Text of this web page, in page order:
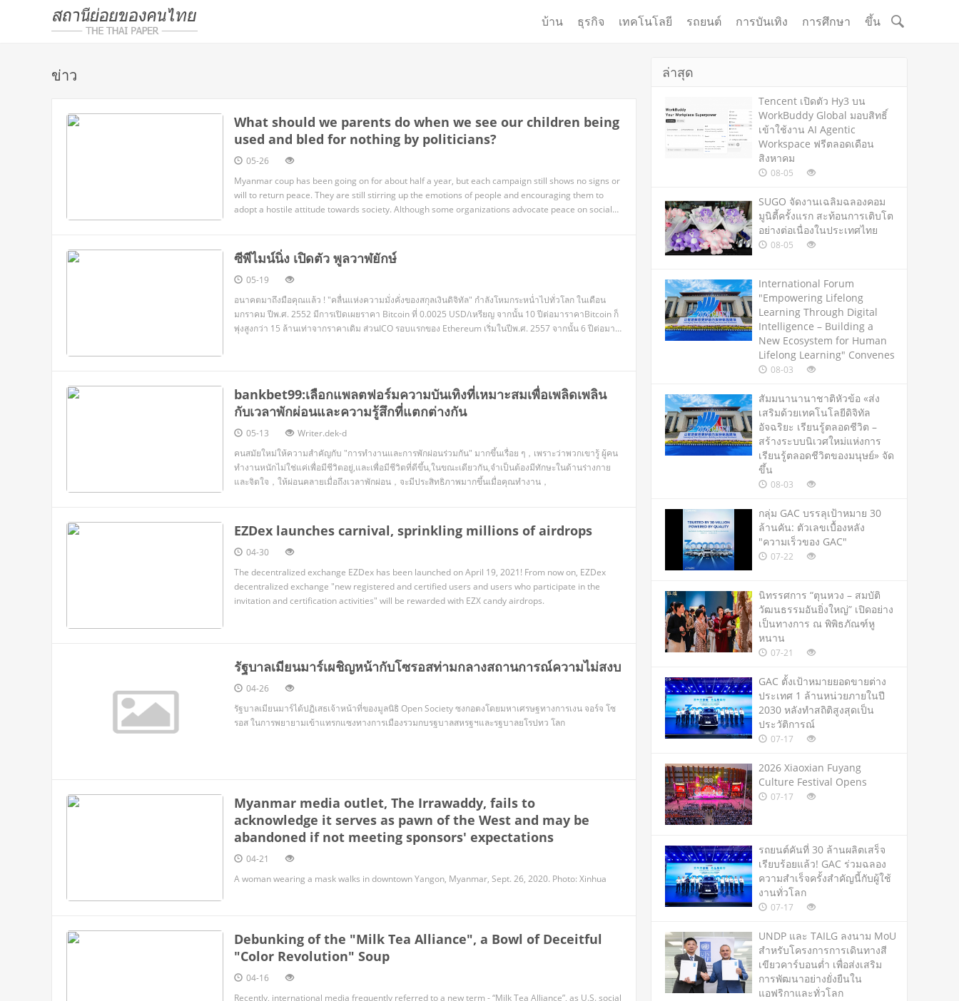
บ้าน ธุรกิจ เทคโนโลยี รถยนต์ การบันเทิง การศึกษา ขึ้น
ข่าว
What should we parents do when we see our children being
used and bled for nothing by politicians?
05-26
Myanmar coup has been going on for about half a year, but each campaign still shows no signs or
will to return peace. They are still stirring up the emotions of people and encouraging them to
adopt a hostile attitude towards society. Although some organizations advocate peace on social
ซีพีไมน์นิ่ง เปิดตัว พูลวาฬยักษ์
05-19
อนาคตมาถึงมือคุณแล้ว ! "คลื่นแห่งความมั่งคั่งของสกุลเงินดิจิทัล" กำลังโหมกระหน่ำไปทั่วโลก ในเดือน
มกราคม ปีพ.ศ. 2552 มีการเปิดเผยราคา Bitcoin ที่ 0.0025 USD/เหรียญ จากนั้น 10 ปีต่อมาราคาBitcoin ก็
พุ่งสูงกว่า 15 ล้านเท่าจากราคาเดิม ส่วนICO รอบแรกของ Ethereum เริ่มในปีพ.ศ. 2557 จากนั้น 6 ปีต่อมาก็
bankbet99:เลือกแพลตฟอร์มความบันเทิงที่เหมาะสมเพื่อเพลิดเพลิน
กับเวลาพักผ่อนและความรู้สึกที่แตกต่างกัน
05-13
Writer.dek-d
คนสมัยใหม่ให้ความสำคัญกับ "การทำงานและการพักผ่อนร่วมกัน" มากขึ้นเรื่อย ๆ，เพราะว่าพวกเขารู้ ผู้คน
ทำงานหนักไม่ใช่แค่เพื่อมีชีวิตอยู่,และเพื่อมีชีวิตที่ดีขึ้น,ในขณะเดียวกัน,จำเป็นต้องมีทักษะในด้านร่างกาย
และจิตใจ，ให้ผ่อนคลายเมื่อถึงเวลาพักผ่อน，จะมีประสิทธิภาพมากขึ้นเมื่อคุณทำงาน，
EZDex launches carnival, sprinkling millions of airdrops
04-30
The decentralized exchange EZDex has been launched on April 19, 2021! From now on, EZDex
decentralized exchange "new registered and certified users and users who participate in the
invitation and certification activities" will be rewarded with EZX candy airdrops.
รัฐบาลเมียนมาร์เผชิญหน้ากับโซรอสท่ามกลางสถานการณ์ความไม่สงบ
04-26
รัฐบาลเมียนมาร์ได้ปฏิเสธเจ้าหน้าที่ของมูลนิธิ Open Society ซงกอตงโดยมหาเศรษฐทางการเงน จอร์จ โซ
รอส ในการพยายามเข้าแทรกแซงทางการเมืองรวมกบรฐบาลสหรฐฯและรฐบาลยโรปทว โลก
Myanmar media outlet, The Irrawaddy, fails to
acknowledge it serves as pawn of the West and may be
abandoned if not meeting sponsors' expectations
04-21
A woman wearing a mask walks in downtown Yangon, Myanmar, Sept. 26, 2020. Photo: Xinhua
Debunking of the "Milk Tea Alliance", a Bowl of Deceitful
"Color Revolution" Soup
04-16
Recently, international media frequently referred to a new term - “Milk Tea Alliance”, as U.S. social
ล่าสุด
Tencent เปิดตัว Hy3 บน
WorkBuddy Global มอบสิทธิ์
เข้าใช้งาน AI Agentic
Workspace ฟรีตลอดเดือน
สิงหาคม
08-05
SUGO จัดงานเฉลิมฉลองคอม
มูนิตี้ครั้งแรก สะท้อนการเติบโต
อย่างต่อเนื่องในประเทศไทย
08-05
International Forum
"Empowering Lifelong
Learning Through Digital
Intelligence – Building a
New Ecosystem for Human
Lifelong Learning" Convenes
08-03
สัมมนานานาชาติหัวข้อ «ส่ง
เสริมด้วยเทคโนโลยีดิจิทัล
อัจฉริยะ เรียนรู้ตลอดชีวิต –
สร้างระบบนิเวศใหม่แห่งการ
เรียนรู้ตลอดชีวิตของมนุษย์» จัด
ขึ้น
08-03
กลุ่ม GAC บรรลุเป้าหมาย 30
ล้านคัน: ตัวเลขเบื้องหลัง
"ความเร็วของ GAC"
07-22
นิทรรศการ “ตุนหวง – สมบัติ
วัฒนธรรมอันยิ่งใหญ่” เปิดอย่าง
เป็นทางการ ณ พิพิธภัณฑ์หู
หนาน
07-21
GAC ตั้งเป้าหมายยอดขายต่าง
ประเทศ 1 ล้านหน่วยภายในปี
2030 หลังทำสถิติสูงสุดเป็น
ประวัติการณ์
07-17
2026 Xiaoxian Fuyang
Culture Festival Opens
07-17
รถยนต์คันที่ 30 ล้านผลิตเสร็จ
เรียบร้อยแล้ว! GAC ร่วมฉลอง
ความสำเร็จครั้งสำคัญนี้กับผู้ใช้
งานทั่วโลก
07-17
UNDP และ TAILG ลงนาม MoU
สำหรับโครงการการเดินทางสี
เขียวคาร์บอนต่ำ เพื่อส่งเสริม
การพัฒนาอย่างยั่งยืนใน
แอฟริกาและทั่วโลก